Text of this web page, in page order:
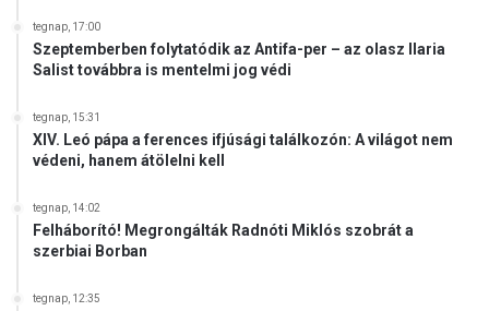
tegnap, 17:00
Szeptemberben folytatódik az Antifa-per – az olasz Ilaria
Salist továbbra is mentelmi jog védi
tegnap, 15:31
XIV. Leó pápa a ferences ifjúsági találkozón: A világot nem
védeni, hanem átölelni kell
tegnap, 14:02
Felháborító! Megrongálták Radnóti Miklós szobrát a
szerbiai Borban
tegnap, 12:35